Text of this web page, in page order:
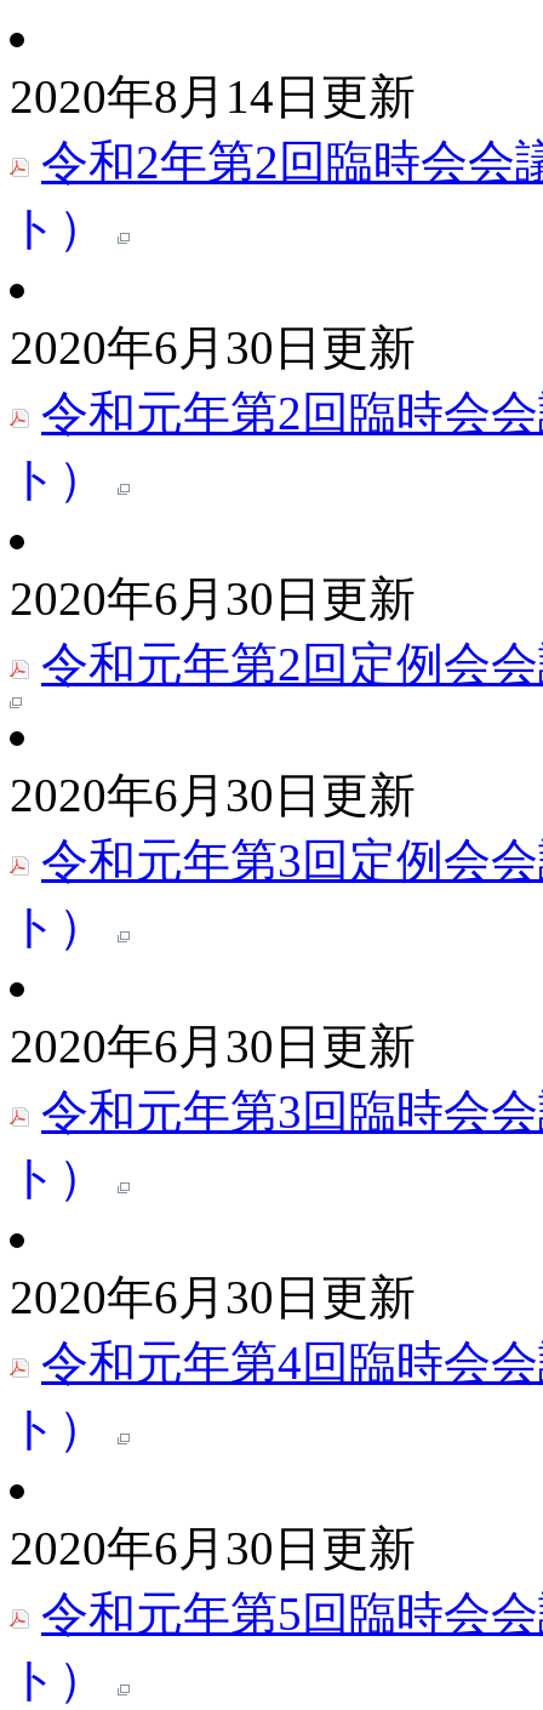
2020年8月14日更新
令和2年第2回臨時会会
ト）
2020年6月30日更新
令和元年第2回臨時会
ト）
2020年6月30日更新
令和元年第2回定例会
2020年6月30日更新
令和元年第3回定例会
ト）
2020年6月30日更新
令和元年第3回臨時会
ト）
2020年6月30日更新
令和元年第4回臨時会
ト）
2020年6月30日更新
令和元年第5回臨時会
ト）